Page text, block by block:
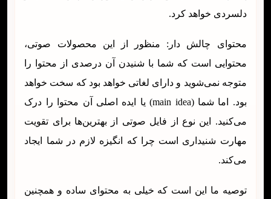
دلسردی خواهد کرد.
محتوای چالش دار: منظور از این محصولات صوتی،
محتوایی است که شما با شنیدن آن درصدی از محتوا را
متوجه نمی‌شوید و دارای لغاتی خواهد بود که سخت خواهد
بود. اما شما (main idea) یا ایده اصلی آن محتوا را درک
می‌کنید. این نوع از فایل صوتی از بهترین‌ها برای تقویت
مهارت شنیداری است چرا که انگیزه لازم در شما ایجاد
می‌کند.
توصیه ما این است که خیلی به محتوای ساده و همچنین